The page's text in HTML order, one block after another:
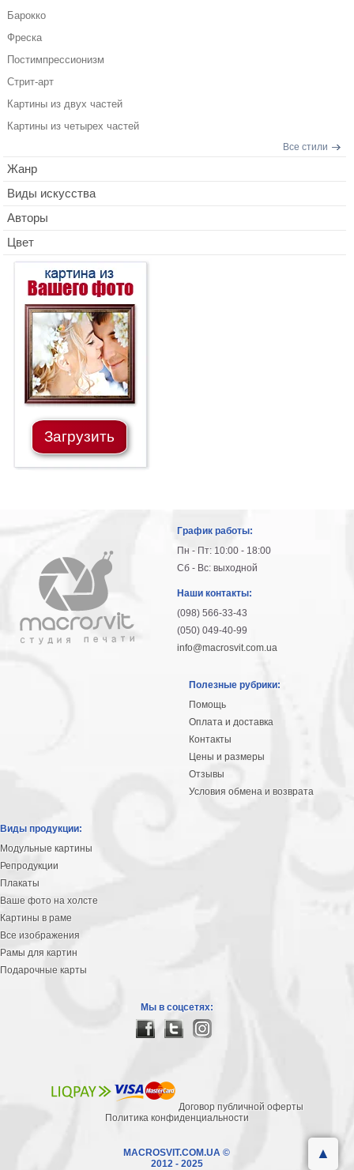
Барокко
Фреска
Постимпрессионизм
Стрит-арт
Картины из двух частей
Картины из четырех частей
Все стили
Жанр
Виды искусства
Авторы
Цвет
Загрузить
График работы:
Пн - Пт: 10:00 - 18:00
Сб - Вс: выходной
Наши контакты:
(098) 566-33-43
(050) 049-40-99
info@macrosvit.com.ua
Полезные рубрики:
Помощь
Оплата и доставка
Контакты
Цены и размеры
Отзывы
Условия обмена и возврата
Виды продукции:
Модульные картины
Репродукции
Плакаты
Ваше фото на холсте
Картины в раме
Все изображения
Рамы для картин
Подарочные карты
Мы в соцсетях:
Договор публичной оферты
Политика конфиденциальности
MACROSVIT.COM.UA ©
2012 - 2025
▲